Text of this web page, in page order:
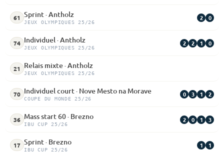
61 Sprint · Antholz
JEUX OLYMPIQUES 25/26
2 0
74 Individuel · Antholz
JEUX OLYMPIQUES 25/26
2 2 1 0
21 Relais mixte · Antholz
JEUX OLYMPIQUES 25/26
70 Individuel court · Nove Mesto na Morave
COUPE DU MONDE 25/26
0 3 1 2
36 Mass start 60 · Brezno
IBU CUP 25/26
2 0 1 3
17 Sprint · Brezno
IBU CUP 25/26
1 1